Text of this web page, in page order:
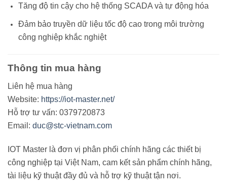
Tăng độ tin cậy cho hệ thống SCADA và tự động hóa
Đảm bảo truyền dữ liệu tốc độ cao trong môi trường
công nghiệp khắc nghiệt
Thông tin mua hàng
Liên hệ mua hàng
Website: https://iot-master.net/
Hỗ trợ tư vấn: 0379720873
Email: duc@stc-vietnam.com
IOT Master là đơn vị phân phối chính hãng các thiết bị
công nghiệp tại Việt Nam, cam kết sản phẩm chính hãng,
tài liệu kỹ thuật đầy đủ và hỗ trợ kỹ thuật tận nơi.